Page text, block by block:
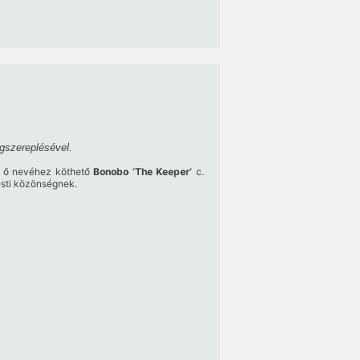
ő nevéhez köthetőBonobo ‘The Keeper’ c.
közönségnek.